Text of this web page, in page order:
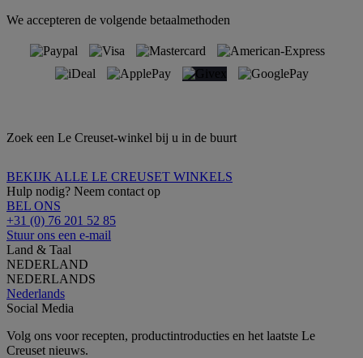
We accepteren de volgende betaalmethoden
Zoek een Le Creuset-winkel bij u in de buurt
BEKIJK ALLE LE CREUSET WINKELS
Hulp nodig? Neem contact op
BEL ONS
+31 (0) 76 201 52 85
Stuur ons een e-mail
Land & Taal
NEDERLAND
NEDERLANDS
Nederlands
Social Media
Volg ons voor recepten, productintroducties en het laatste Le
Creuset nieuws.